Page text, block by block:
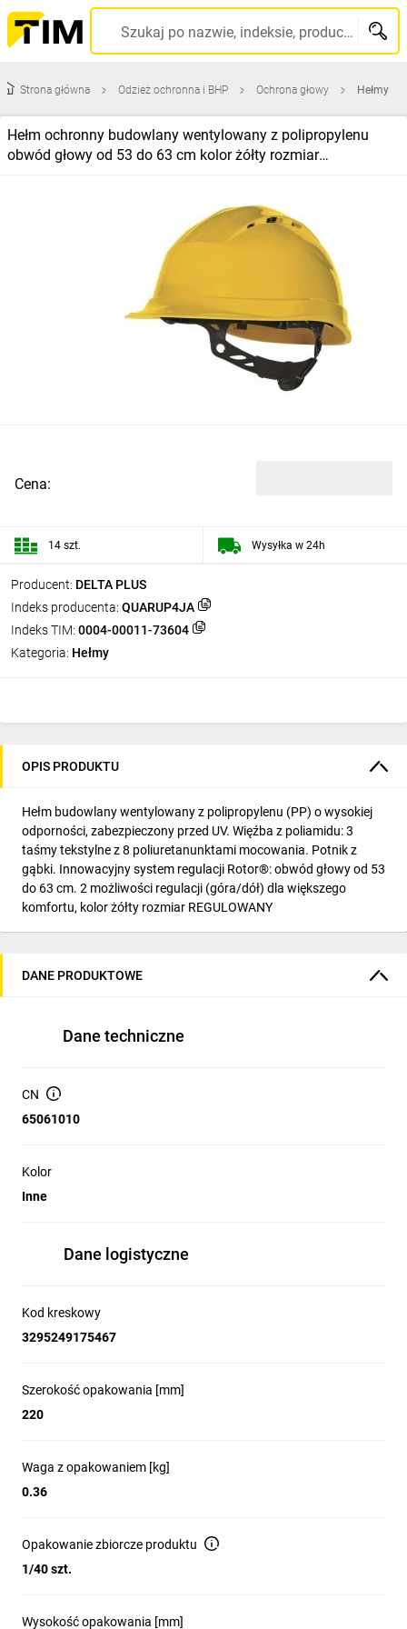
Szukaj po nazwie, indeksie, producencie, kodzie kreskowym...
Strona główna Odzież ochronna i BHP Ochrona głowy Hełmy
Hełm ochronny budowlany wentylowany z polipropylenu
obwód głowy od 53 do 63 cm kolor żółty rozmiar
Producent: DELTA PLUS
Indeks producenta: QUARUP4JA
Indeks TIM: 0004-00011-73604
Kategoria: Hełmy
Cena:
14 szt. Wysyłka w 24h
OPIS PRODUKTU
Hełm budowlany wentylowany z polipropylenu (PP) o wysokiej
odporności, zabezpieczony przed UV. Więźba z poliamidu: 3
taśmy tekstylne z 8 poliuretanunktami mocowania. Potnik z
gąbki. Innowacyjny system regulacji Rotor®: obwód głowy od 53
do 63 cm. 2 możliwości regulacji (góra/dół) dla większego
komfortu, kolor żółty rozmiar REGULOWANY
DANE PRODUKTOWE
Dane techniczne
CN
65061010
Kolor
Inne
Dane logistyczne
Kod kreskowy
3295249175467
Szerokość opakowania [mm]
220
Waga z opakowaniem [kg]
0.36
Opakowanie zbiorcze produktu
1/40 szt.
Wysokość opakowania [mm]